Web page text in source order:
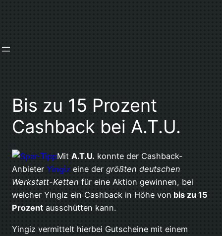
Bis zu 15 Prozent
Cashback bei A.T.U.
Mit A.T.U. konnte der Cashback-
Anbieter Yingiz eine der größten deutschen
Werkstatt-Ketten für eine Aktion gewinnen, bei
welcher Yingiz ein Cashback in Höhe von bis zu 15
Prozent ausschütten kann.
Yingiz vermittelt hierbei Gutscheine mit einem